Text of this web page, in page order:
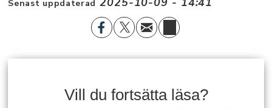
Senast uppdaterad
Vill du fortsätta läsa?